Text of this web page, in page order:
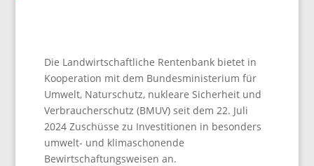
Die Landwirtschaftliche Rentenbank bietet in
Kooperation mit dem Bundesministerium für
Umwelt, Naturschutz, nukleare Sicherheit und
Verbraucherschutz (BMUV) seit dem 22. Juli
2024 Zuschüsse zu Investitionen in besonders
umwelt- und klimaschonende
Bewirtschaftungsweisen an.